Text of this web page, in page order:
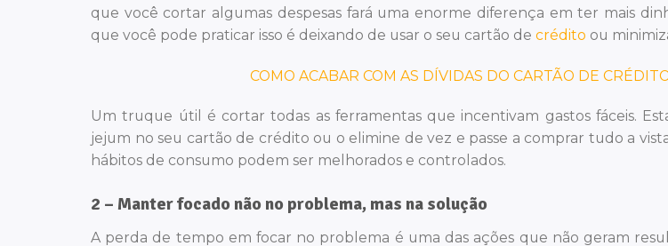
que você cortar algumas despesas fará uma enorme diferença em ter mais
que você pode praticar isso é deixando de usar o seu cartão de crédito ou
COMO ACABAR COM AS DÍVIDAS DO CARTÃO DE
Um truque útil é cortar todas as ferramentas que incentivam gastos fáceis.
jejum no seu cartão de crédito ou o elimine de vez e passe a comprar tudo a
hábitos de consumo podem ser melhorados e controlados.
2 – Manter focado não no problema, mas na solução
A perda de tempo em focar no problema é uma das ações que não geram